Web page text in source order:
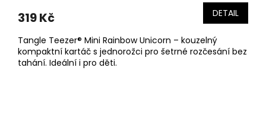
319 Kč DETAIL
Tangle Teezer® Mini Rainbow Unicorn – kouzelný
kompaktní kartáč s jednorožci pro šetrné rozčesání bez
tahání. Ideální i pro děti.